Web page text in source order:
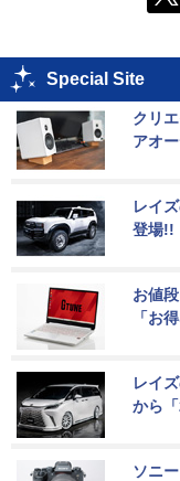
Special Site
クリ
アオ
レイ
登場!!
お値
「お
レイ
から
ソニ